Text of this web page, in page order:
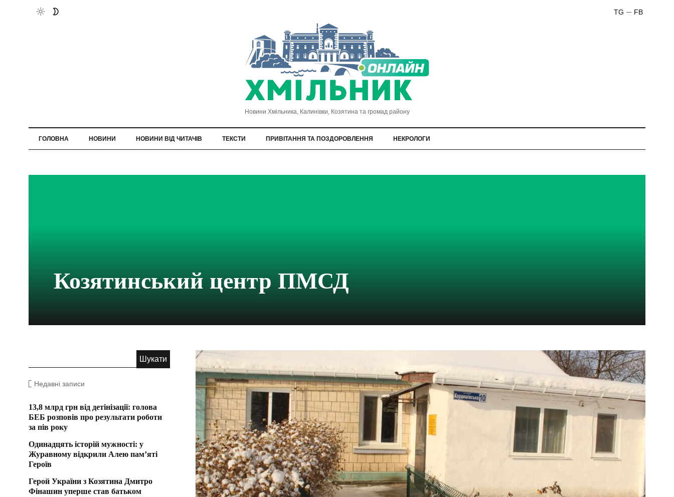
FB
TG
Новини Хмільника, Калинівки, Козятина та громад району
ГОЛОВНА НОВИНИ НОВИНИ ВІД ЧИТАЧІВ ТЕКСТИ ПРИВІТАННЯ ТА ПОЗДОРОВЛЕННЯ НЕКРОЛОГИ
Козятинський центр ПМСД
Недавні записи
13,8 млрд грн від детінізації: голова
БЕБ розповів про результати роботи
за пів року
Одинадцять історій мужності: у
Журавному відкрили Алею пам’яті
Героїв
Герой України з Козятина Дмитро
Фінашин уперше став батьком